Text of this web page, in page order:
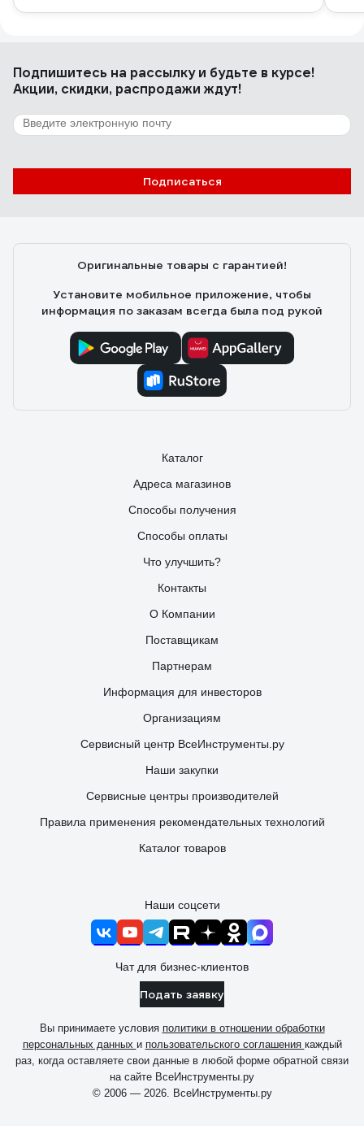
Подпишитесь на рассылкуи будьте в курсе!
Акции, скидки, распродажи ждут!
Подписаться
Оригинальные товары с гарантией!
Установите мобильное приложение, чтобы
информация по заказам всегда была под рукой
Каталог
Адреса магазинов
Способы получения
Способы оплаты
Что улучшить?
Контакты
О Компании
Поставщикам
Партнерам
Информация для инвесторов
Организациям
Сервисный центр ВсеИнструменты.ру
Наши закупки
Сервисные центры производителей
Правила применения рекомендательных технологий
Каталог товаров
Наши соцсети
Чат для бизнес-клиентов
Подать заявку
Вы принимаете условия политики в отношении обработки
персональных данных и пользовательского соглашения каждый
раз, когда оставляете свои данные в любой форме обратной связи
на сайте ВсеИнструменты.ру
© 2006 — 2026. ВсеИнструменты.ру